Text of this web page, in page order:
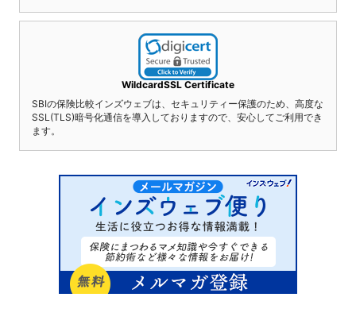
WildcardSSL Certificate
SBIの保険比較インズウェブは、セキュリティー保護のため、高度な
SSL(TLS)暗号化通信を導入しておりますので、安心してご利用でき
ます。